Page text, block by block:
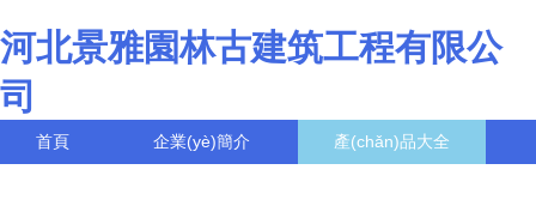
河北景雅園林古建筑工程有限公
司
首頁 企業(yè)簡介 產(chǎn)品大全